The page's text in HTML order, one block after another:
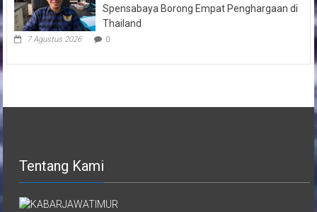
Spensabaya Borong Empat Penghargaan di
Thailand
7 Agustus 2026 0
Tentang Kami